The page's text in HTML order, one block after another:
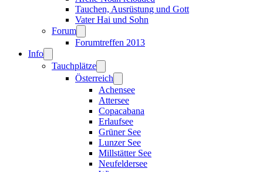
Tauchen, Ausrüstung und Gott
Vater Hai und Sohn
Forum
Forumtreffen 2013
Info
Tauchplätze
Österreich
Achensee
Attersee
Copacabana
Erlaufsee
Grüner See
Lunzer See
Millstätter See
Neufeldersee